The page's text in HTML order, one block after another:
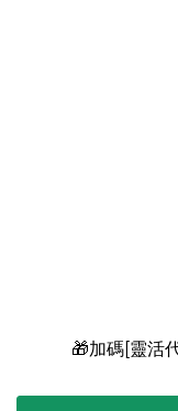
🎁加碼[靈活